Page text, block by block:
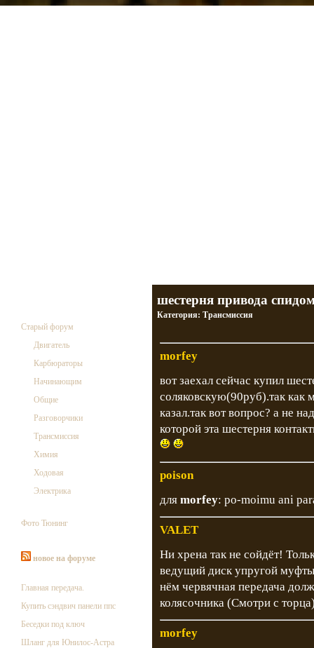
Старый форум
Двигатель
Карбюраторы
Начинающим
Общие
Разговорчики
Трансмиссия
Химия
Ходовая
Электрика
Фото Тюнинг
новое на форуме
Главная передача.
Купить сэндвич панели ппс
Беседки под ключ
Шланг для Юнилос-Астра
шестерня привода
Категория: Трансмиссия
morfey
вот заехал сейчас купил
соляковскую(90руб).так как
казал.так вот вопрос? а не
которой эта шестерня
poison
для morfey: po-moimu ani
VALET
Ни хрена так не сойдёт!
ведущий диск упругой
нём червячная передача
колясочника (Смотри с
morfey